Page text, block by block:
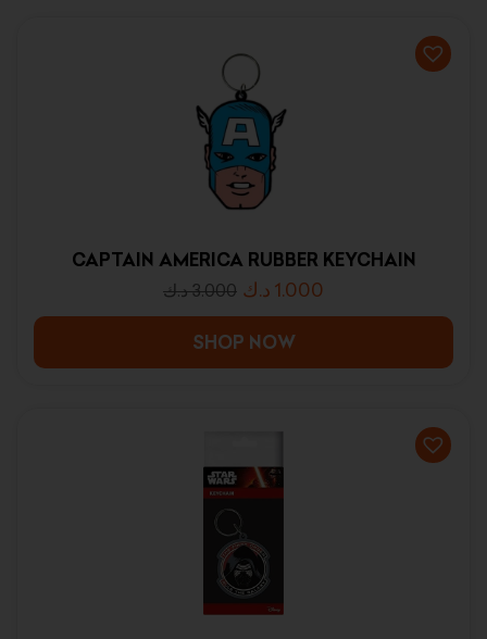
CAPTAIN AMERICA RUBBER KEYCHAIN
3.000 د.ك 1.000 د.ك
SHOP NOW